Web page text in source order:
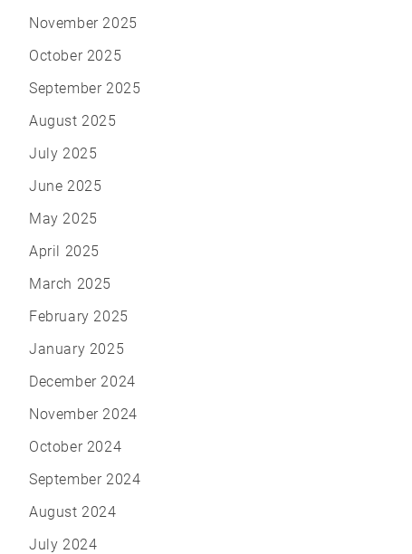
November 2025
October 2025
September 2025
August 2025
July 2025
June 2025
May 2025
April 2025
March 2025
February 2025
January 2025
December 2024
November 2024
October 2024
September 2024
August 2024
July 2024